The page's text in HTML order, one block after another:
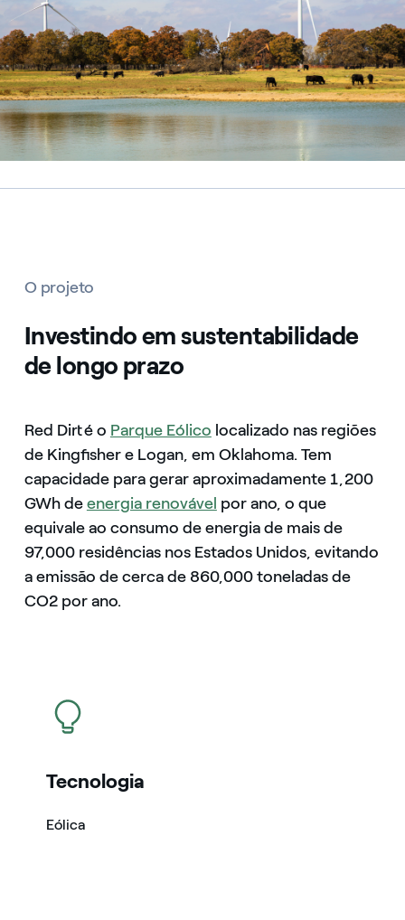
O projeto
Investindo em sustentabilidade
de longo prazo
Red Dirt é o Parque Eólico localizado nas regiões
de Kingfisher e Logan, em Oklahoma. Tem
capacidade para gerar aproximadamente 1,200
GWh deenergia renovável por ano, o que
equivale ao consumo de energia de mais de
97,000 residências nos Estados Unidos, evitando
a emissão de cerca de 860,000 toneladas de
CO2 por ano.
icon
Tecnologia
Eólica